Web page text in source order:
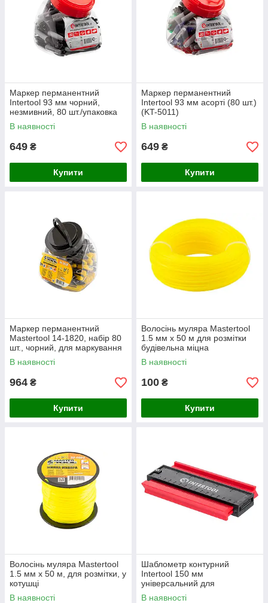
Маркер перманентний
Intertool 93 мм чорний,
незмивний, 80 шт./упаковка
(KT-5010)
В наявності
649 ₴
Купити
Маркер перманентний
Intertool 93 мм асорті (80 шт.)
(KT-5011)
В наявності
649 ₴
Купити
Маркер перманентний
Mastertool 14-1820, набір 80
шт., чорний, для маркування
будь-яких поверхонь
В наявності
964 ₴
Купити
Волосінь муляра Mastertool
1.5 мм x 50 м для розмітки
будівельна міцна
В наявності
100 ₴
Купити
Волосінь муляра Mastertool
1.5 мм х 50 м, для розмітки, у
котушці
В наявності
Шаблометр контурний
Intertool 150 мм
універсальний для
копіювання (MT-0015)
В наявності